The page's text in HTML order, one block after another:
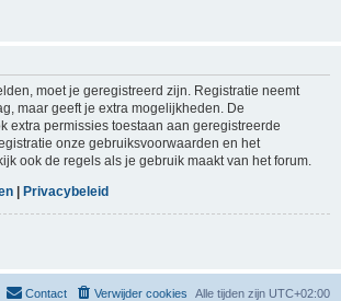
moet je geregistreerd zijn. Registratie neemt
maar geeft je extra mogelijkheden. De
extra permissies toestaan aan geregistreerde
onze gebruiksvoorwaarden en het
ook de regels als je gebruik maakt van het forum.
| Privacybeleid
Alle tijden zijn UTC+02:00
Verwijder cookies
Contact